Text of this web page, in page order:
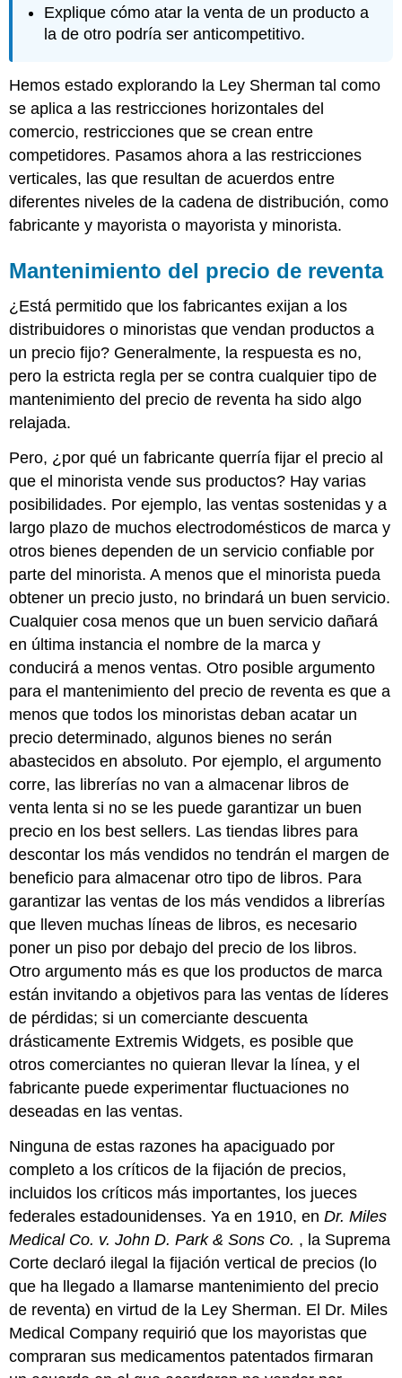
Explique cómo atar la venta de un producto a
la de otro podría ser anticompetitivo.
Hemos estado explorando la Ley Sherman tal como
se aplica a las restricciones horizontales del
comercio, restricciones que se crean entre
competidores. Pasamos ahora a las restricciones
verticales, las que resultan de acuerdos entre
diferentes niveles de la cadena de distribución, como
fabricante y mayorista o mayorista y minorista.
Mantenimiento del precio de reventa
¿Está permitido que los fabricantes exijan a los
distribuidores o minoristas que vendan productos a
un precio fijo? Generalmente, la respuesta es no,
pero la estricta regla per se contra cualquier tipo de
mantenimiento del precio de reventa ha sido algo
relajada.
Pero, ¿por qué un fabricante querría fijar el precio al
que el minorista vende sus productos? Hay varias
posibilidades. Por ejemplo, las ventas sostenidas y a
largo plazo de muchos electrodomésticos de marca y
otros bienes dependen de un servicio confiable por
parte del minorista. A menos que el minorista pueda
obtener un precio justo, no brindará un buen servicio.
Cualquier cosa menos que un buen servicio dañará
en última instancia el nombre de la marca y
conducirá a menos ventas. Otro posible argumento
para el mantenimiento del precio de reventa es que a
menos que todos los minoristas deban acatar un
precio determinado, algunos bienes no serán
abastecidos en absoluto. Por ejemplo, el argumento
corre, las librerías no van a almacenar libros de
venta lenta si no se les puede garantizar un buen
precio en los best sellers. Las tiendas libres para
descontar los más vendidos no tendrán el margen de
beneficio para almacenar otro tipo de libros. Para
garantizar las ventas de los más vendidos a librerías
que lleven muchas líneas de libros, es necesario
poner un piso por debajo del precio de los libros.
Otro argumento más es que los productos de marca
están invitando a objetivos para las ventas de líderes
de pérdidas; si un comerciante descuenta
drásticamente Extremis Widgets, es posible que
otros comerciantes no quieran llevar la línea, y el
fabricante puede experimentar fluctuaciones no
deseadas en las ventas.
Ninguna de estas razones ha apaciguado por
completo a los críticos de la fijación de precios,
incluidos los críticos más importantes, los jueces
federales estadounidenses. Ya en 1910, enDr. Miles
Medical Co. v. John D. Park & Sons Co. , la Suprema
Corte declaró ilegal la fijación vertical de precios (lo
que ha llegado a llamarse mantenimiento del precio
de reventa) en virtud de la Ley Sherman. El Dr. Miles
Medical Company requirió que los mayoristas que
compraran sus medicamentos patentados firmaran